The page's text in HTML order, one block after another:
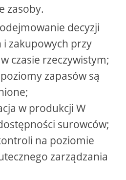
zasoby.
decyzji
zakupowych przy
czasie rzeczywistym;
zapasów są
w produkcji W
surowców;
na poziomie
zarządzania